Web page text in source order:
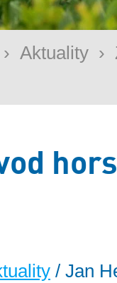
› Aktuality ›
/ Jan